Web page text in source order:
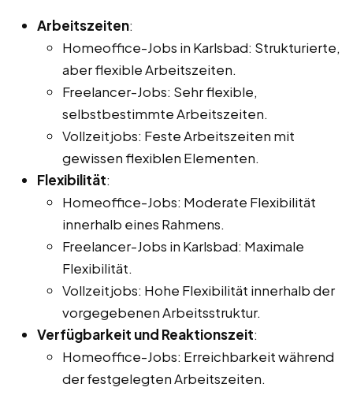
Arbeitszeiten:
Homeoffice-Jobs in Karlsbad: Strukturierte,
aber flexible Arbeitszeiten.
Freelancer-Jobs: Sehr flexible,
selbstbestimmte Arbeitszeiten.
Vollzeitjobs: Feste Arbeitszeiten mit
gewissen flexiblen Elementen.
Flexibilität:
Homeoffice-Jobs: Moderate Flexibilität
innerhalb eines Rahmens.
Freelancer-Jobs in Karlsbad: Maximale
Flexibilität.
Vollzeitjobs: Hohe Flexibilität innerhalb der
vorgegebenen Arbeitsstruktur.
Verfügbarkeit und Reaktionszeit:
Homeoffice-Jobs: Erreichbarkeit während
der festgelegten Arbeitszeiten.